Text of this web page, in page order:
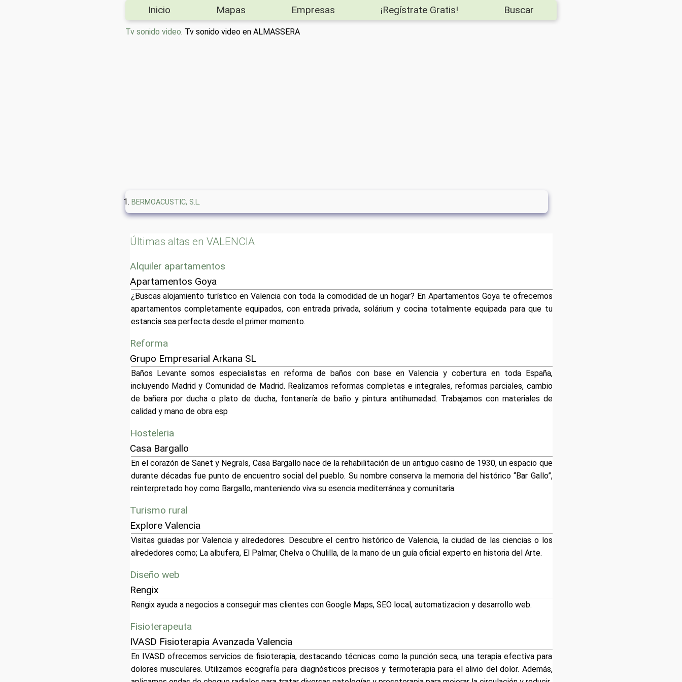
Inicio Mapas Empresas ¡Regístrate Gratis! Buscar
Tv sonido video. Tv sonido video en ALMASSERA
BERMOACUSTIC, S.L.
Últimas altas en VALENCIA
Alquiler apartamentos
Apartamentos Goya
¿Buscas alojamiento turístico en Valencia con toda la comodidad de un hogar? En Apartamentos Goya te ofrecemos
apartamentos completamente equipados, con entrada privada, solárium y cocina totalmente equipada para que tu
estancia sea perfecta desde el primer momento.
Reforma
Grupo Empresarial Arkana SL
Baños Levante somos especialistas en reforma de baños con base en Valencia y cobertura en toda España,
incluyendo Madrid y Comunidad de Madrid. Realizamos reformas completas e integrales, reformas parciales, cambio
de bañera por ducha o plato de ducha, fontanería de baño y pintura antihumedad. Trabajamos con materiales de
calidad y mano de obra esp
Hosteleria
Casa Bargallo
En el corazón de Sanet y Negrals, Casa Bargallo nace de la rehabilitación de un antiguo casino de 1930, un espacio que
durante décadas fue punto de encuentro social del pueblo. Su nombre conserva la memoria del histórico “Bar Gallo”,
reinterpretado hoy como Bargallo, manteniendo viva su esencia mediterránea y comunitaria.
Turismo rural
Explore Valencia
Visitas guiadas por Valencia y alrededores. Descubre el centro histórico de Valencia, la ciudad de las ciencias o los
alrededores como; La albufera, El Palmar, Chelva o Chulilla, de la mano de un guía oficial experto en historia del Arte.
Diseño web
Rengix
Rengix ayuda a negocios a conseguir mas clientes con Google Maps, SEO local, automatizacion y desarrollo web.
Fisioterapeuta
IVASD Fisioterapia Avanzada Valencia
En IVASD ofrecemos servicios de fisioterapia, destacando técnicas como la punción seca, una terapia efectiva para
dolores musculares. Utilizamos ecografía para diagnósticos precisos y termoterapia para el alivio del dolor. Además,